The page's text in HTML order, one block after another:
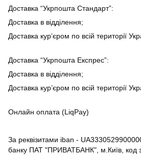
Доставка “Укрпошта Стандарт”:
Доставка в відділення;
Доставка кур’єром по всій території
Доставка “Укрпошта Експрес”:
Доставка в відділення;
Доставка кур’єром по всій території
Онлайн оплата (LiqPay)
За реквізитами iban -
банку ПАТ "ПРИВАТБАНК", м.Київ, код